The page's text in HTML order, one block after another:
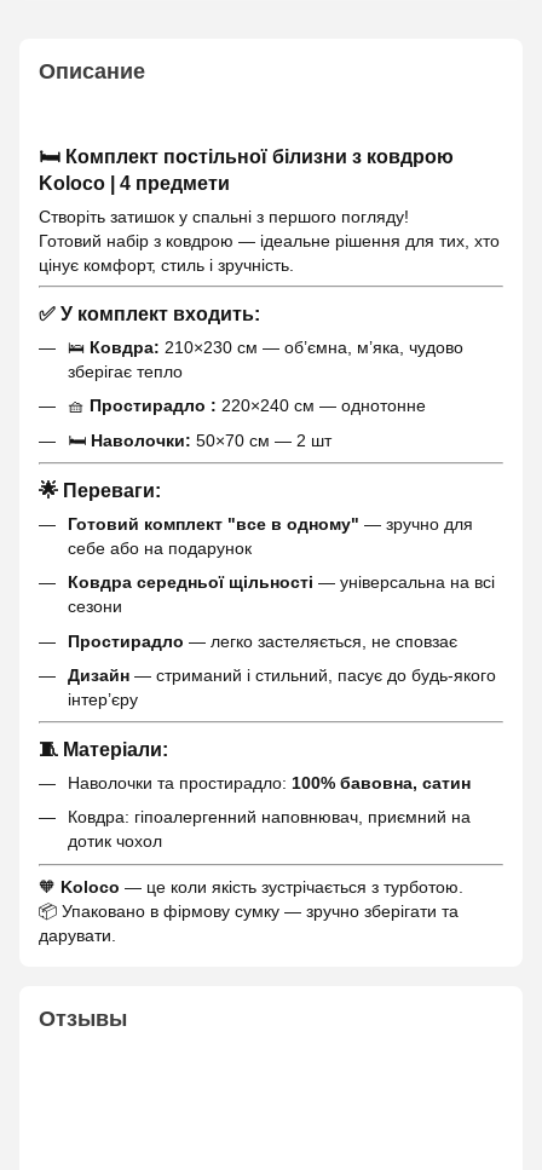
Описание
🛏 Комплект постільної білизни з ковдрою
Koloco | 4 предмети
Створіть затишок у спальні з першого погляду!
Готовий набір з ковдрою — ідеальне рішення для тих, хто
цінує комфорт, стиль і зручність.
✅ У комплект входить:
🛌 Ковдра: 210×230 см — об’ємна, м’яка, чудово
зберігає тепло
🧺 Простирадло : 220×240 см — однотонне
🛏 Наволочки: 50×70 см — 2 шт
🌟 Переваги:
Готовий комплект "все в одному" — зручно для
себе або на подарунок
Ковдра середньої щільності — універсальна на всі
сезони
Простирадло — легко застеляється, не сповзає
Дизайн — стриманий і стильний, пасує до будь-якого
інтер’єру
🧵 Матеріали:
Наволочки та простирадло: 100% бавовна, сатин
Ковдра: гіпоалергенний наповнювач, приємний на
дотик чохол
🧡 Koloco — це коли якість зустрічається з турботою.
📦 Упаковано в фірмову сумку — зручно зберігати та
дарувати.
Отзывы